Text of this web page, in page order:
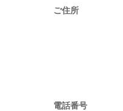
ご住所
電話番号